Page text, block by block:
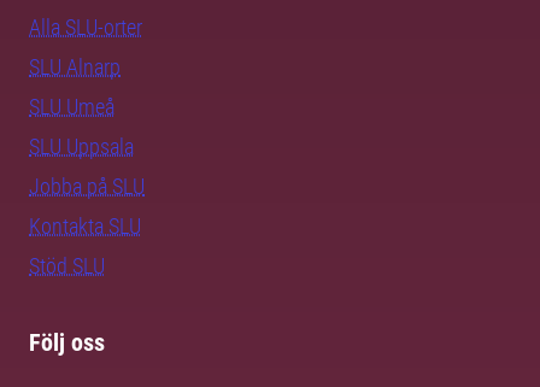
Alla SLU-orter
SLU Alnarp
SLU Umeå
SLU Uppsala
Jobba på SLU
Kontakta SLU
Stöd SLU
Följ oss